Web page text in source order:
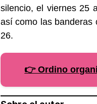
silencio, el viernes 25
así como las banderas
26.
👉 Ordino